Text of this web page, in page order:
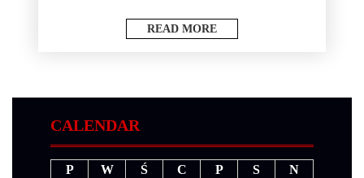
READ MORE
CALENDAR
P W Ś C P S
N